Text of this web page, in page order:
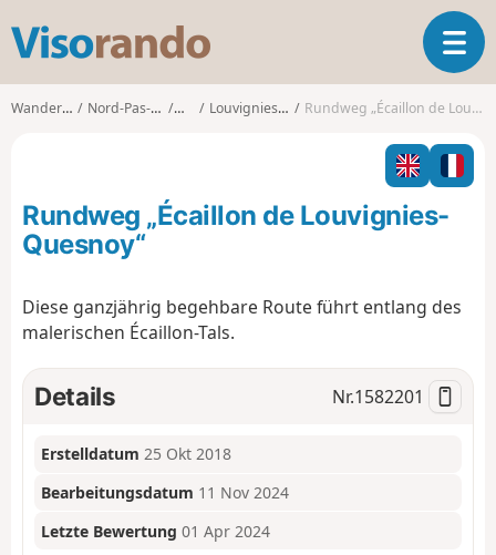
s
o
o
T
o
l
n
a
o
Wanderungen Nord-Pas-de-Calais Nord Louvignies-Quesnoy Rundweg „Écaillon de Louvignies-Quesnoy“
Rundweg „Écaillon de Louvignies-
Quesnoy“
Diese ganzjährig begehbare Route führt entlang des
malerischen Écaillon-Tals.
Details Nr.1582201
Erstelldatum 25 Okt 2018
Bearbeitungsdatum 11 Nov 2024
Letzte Bewertung 01 Apr 2024